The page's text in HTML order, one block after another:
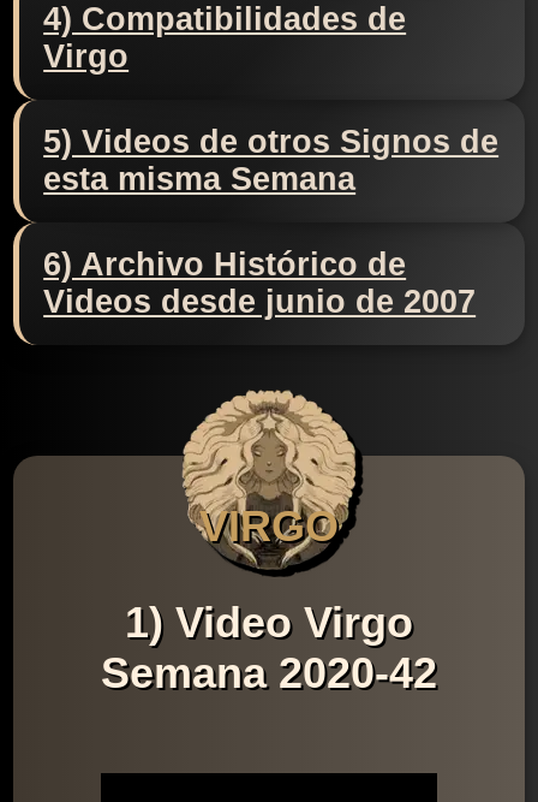
4) Compatibilidades de
Virgo
5) Videos de otros Signos de
esta misma Semana
6) Archivo Histórico de
Videos desde junio de 2007
VIRGO
1) Video Virgo
Semana 2020-42